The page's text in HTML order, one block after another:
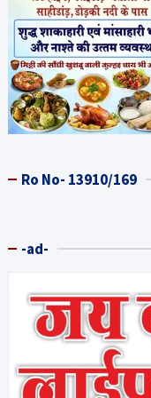
Ro No- 13910/169
-ad-